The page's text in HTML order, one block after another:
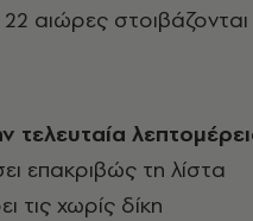
αιώρες στοιβάζονται
τελευταία
επακριβώς τη λίστα
τις χωρίς δίκη